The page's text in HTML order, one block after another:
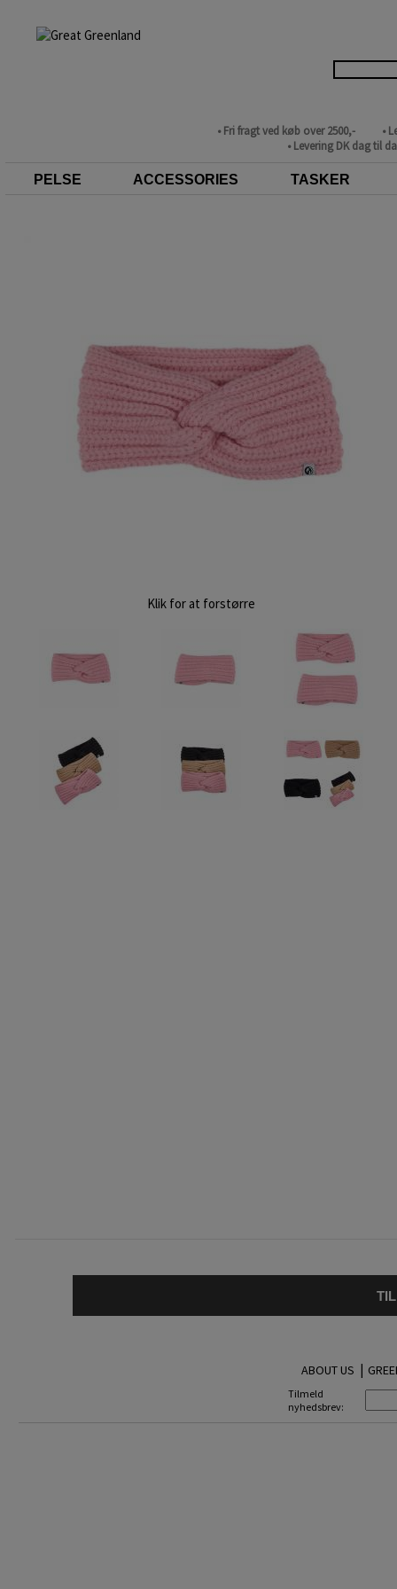
• Fri fragt ved køb over 2500,-
•
• Levering DK dag til
PELSE ACCESSORIES TASKER
Klik for at forstørre
ABOUT US |
Tilmeld
nyhedsbrev: